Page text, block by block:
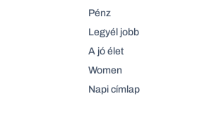
Pénz
Legyél jobb
A jó élet
Women
Napi címlap